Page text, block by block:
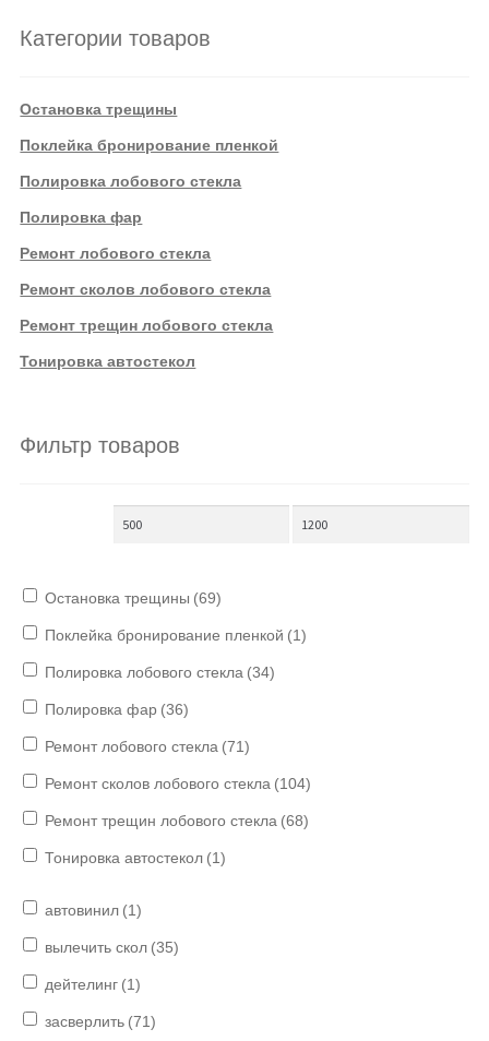
Категории товаров
Остановка трещины
Поклейка бронирование пленкой
Полировка лобового стекла
Полировка фар
Ремонт лобового стекла
Ремонт сколов лобового стекла
Ремонт трещин лобового стекла
Тонировка автостекол
Фильтр товаров
Остановка трещины (69)
Поклейка бронирование пленкой (1)
Полировка лобового стекла (34)
Полировка фар (36)
Ремонт лобового стекла (71)
Ремонт сколов лобового стекла (104)
Ремонт трещин лобового стекла (68)
Тонировка автостекол (1)
автовинил (1)
вылечить скол (35)
дейтелинг (1)
засверлить (71)